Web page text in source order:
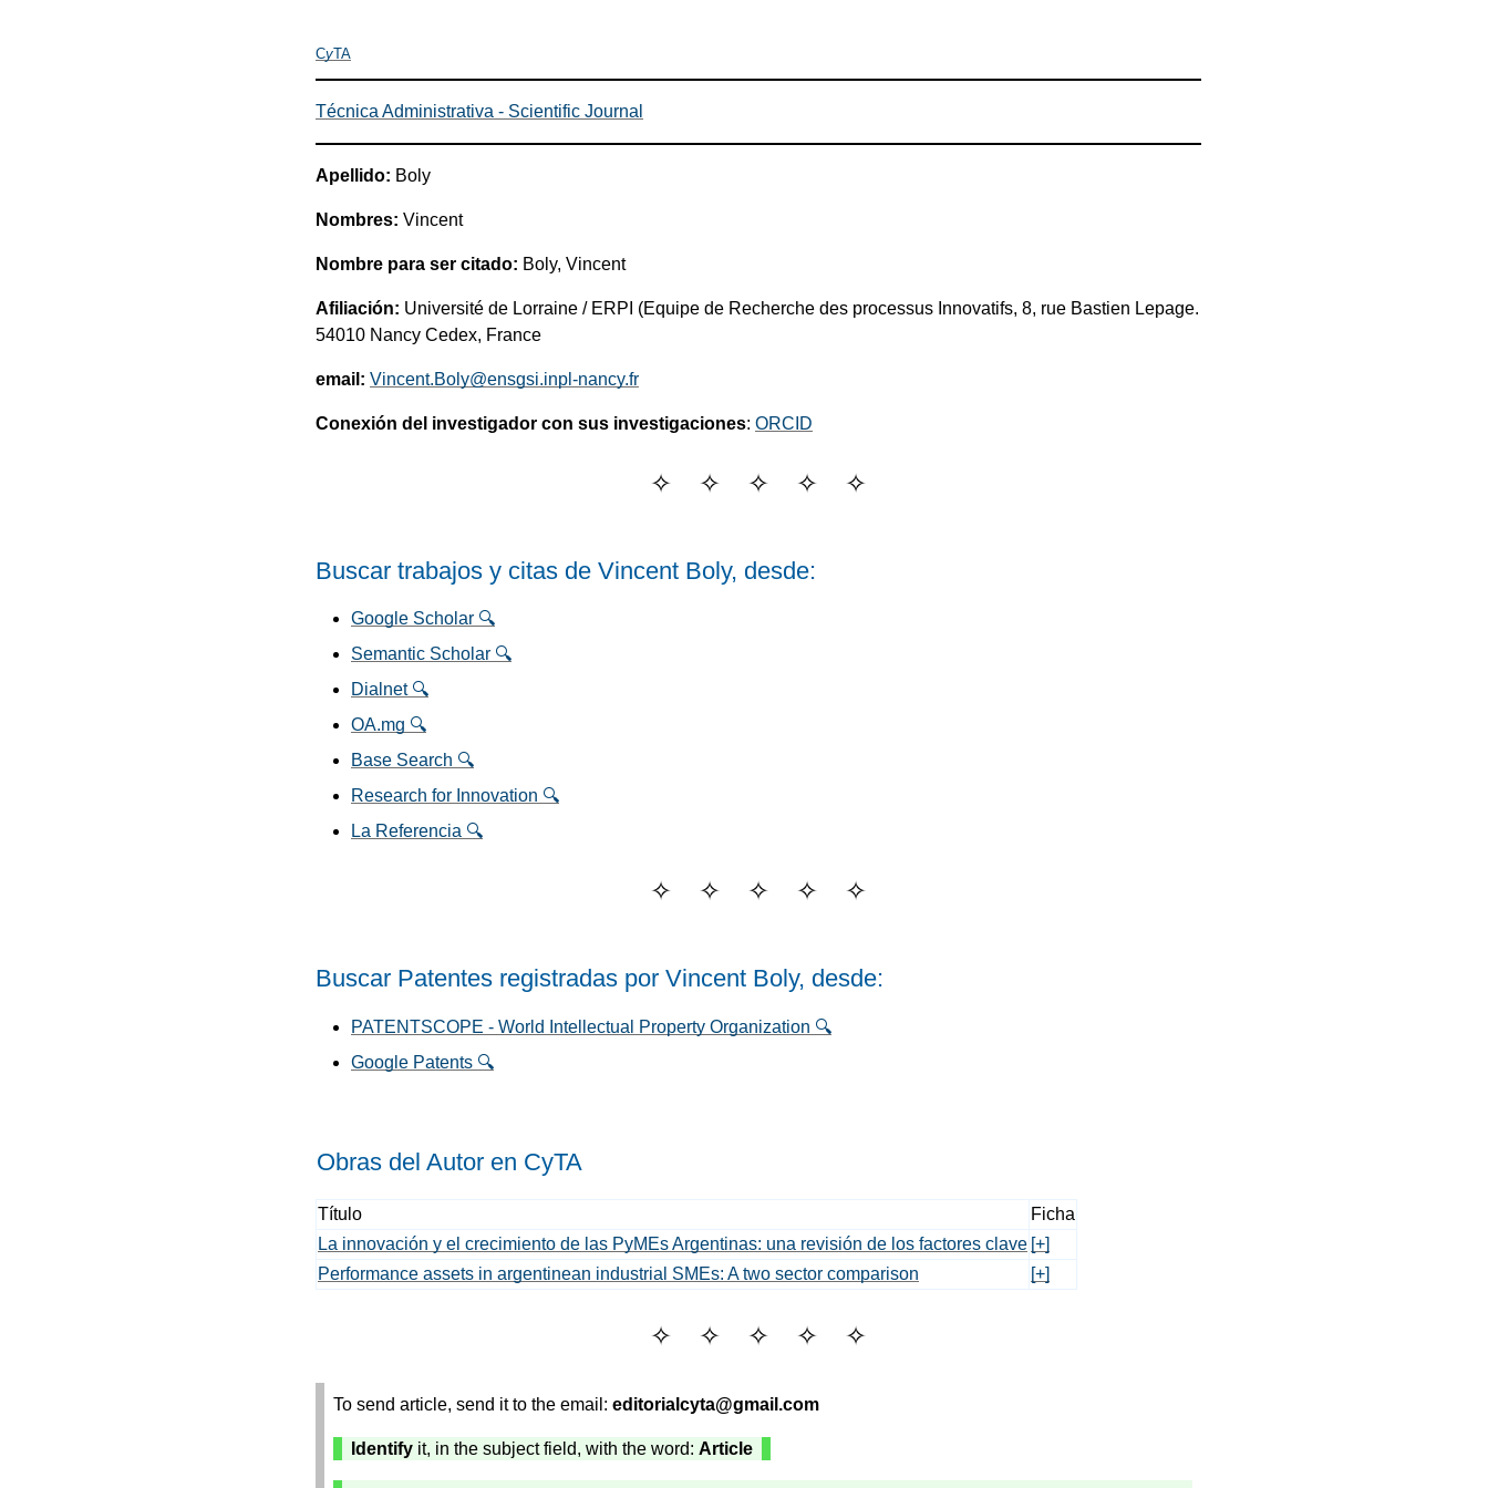
CyTA
Técnica Administrativa - Scientific Journal
Apellido: Boly
Nombres: Vincent
Nombre para ser citado: Boly, Vincent
Afiliación: Université de Lorraine / ERPI (Equipe de Recherche des processus Innovatifs, 8, rue Bastien Lepage.
54010 Nancy Cedex, France
email: Vincent.Boly@ensgsi.inpl-nancy.fr
Conexión del investigador con sus investigaciones: ORCID
Buscar trabajos y citas de Vincent Boly, desde:
Google Scholar 🔍
Semantic Scholar 🔍
Dialnet 🔍
OA.mg 🔍
Base Search 🔍
Research for Innovation 🔍
La Referencia 🔍
Buscar Patentes registradas por Vincent Boly, desde:
PATENTSCOPE - World Intellectual Property Organization 🔍
Google Patents 🔍
Obras del Autor en CyTA
Título
Ficha
La innovación y el crecimiento de las PyMEs Argentinas: una revisión de los factores clave [+]
Performance assets in argentinean industrial SMEs: A two sector comparison
[+]
To send article, send it to the email: editorialcyta@gmail.com
Identify it, in the subject field, with the word: Article